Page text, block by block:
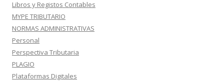
Libros y Registos Contables
MYPE TRIBUTARIO
NORMAS ADMINISTRATIVAS
Personal
Perspectiva Tributaria
PLAGIO
Plataformas Digitales